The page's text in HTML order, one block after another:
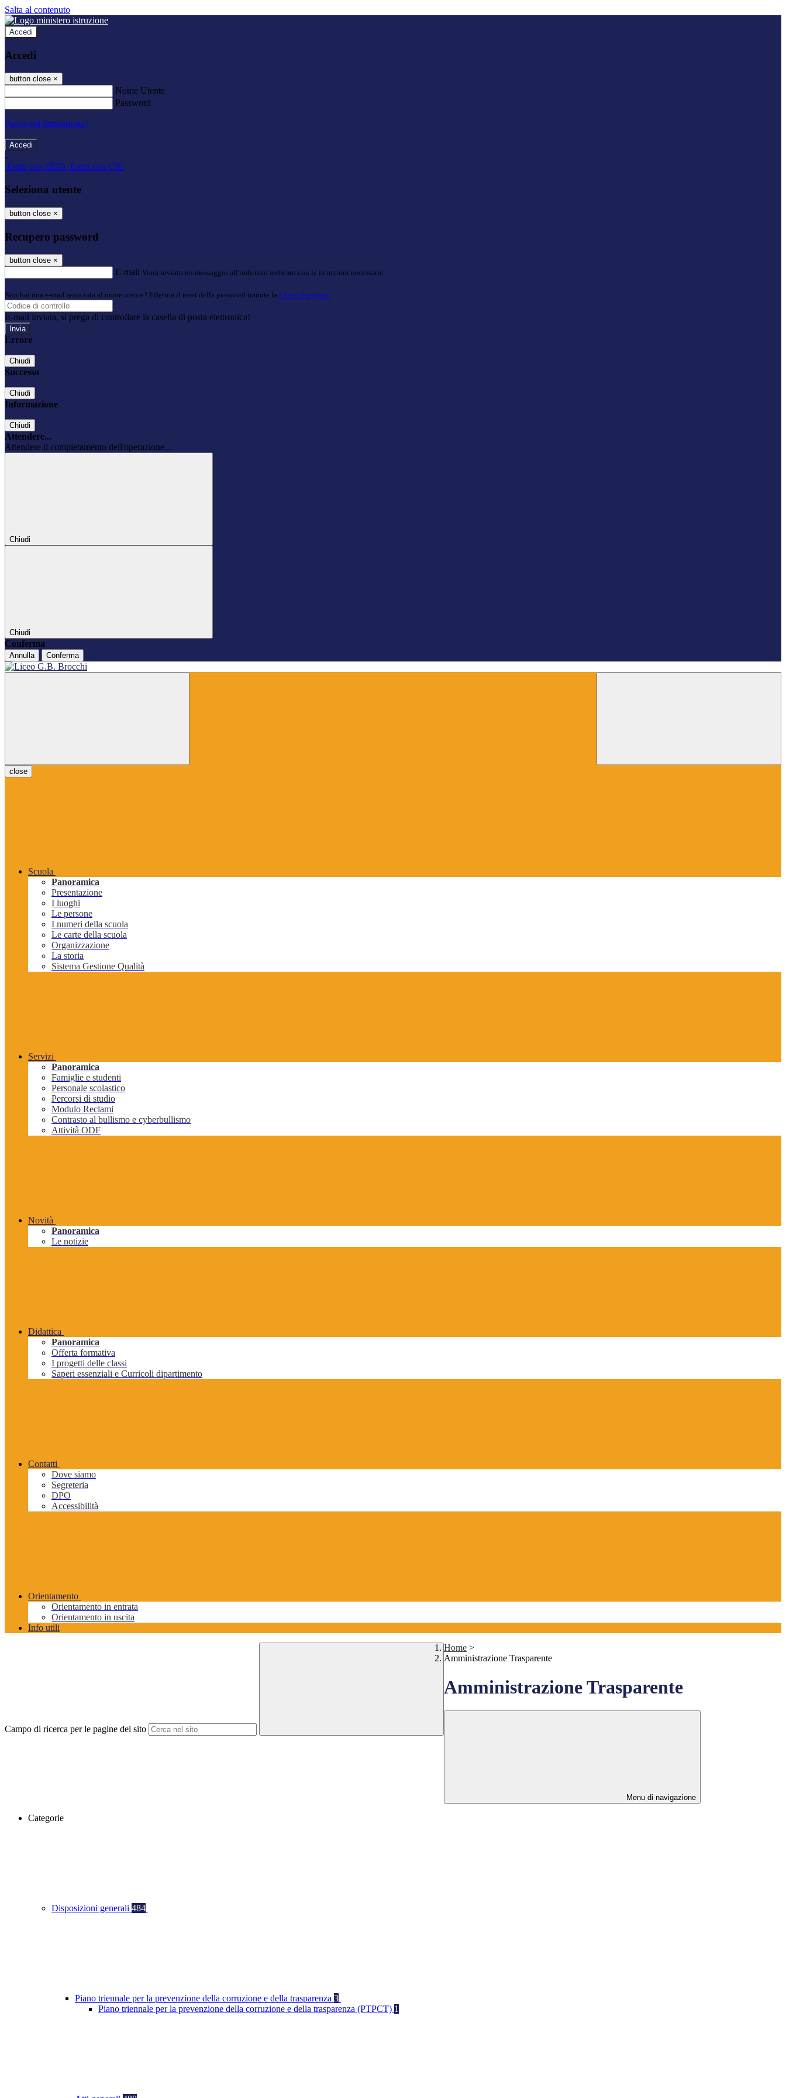
Salta al contenuto
Accedi
Accedi
button close ×
Nome Utente
Password
Password dimenticata?
-
Entra con SPID Entra con CIE
Seleziona utente
button close ×
Recupero password
button close ×
E-mail Verrà inviato un messaggio all'indirizzo indicato con le istruzioni necessarie.
Non hai una e-mail associata al nome utente? Effettua il reset della password tramite la Login Spaggiari
E-mail inviata, si prega di controllare la casella di posta elettronica!
Errore
Chiudi
Successo
Chiudi
Informazione
Chiudi
Attendere...
Attendere il completamento dell'operazione...
Chiudi
Chiudi
Conferma
Annulla Conferma
close
Scuola
Panoramica
Presentazione
I luoghi
Le persone
I numeri della scuola
Le carte della scuola
Organizzazione
La storia
Sistema Gestione Qualità
Servizi
Panoramica
Famiglie e studenti
Personale scolastico
Percorsi di studio
Modulo Reclami
Contrasto al bullismo e cyberbullismo
Attività ODF
Novità
Panoramica
Le notizie
Didattica
Panoramica
Offerta formativa
I progetti delle classi
Saperi essenziali e Curricoli dipartimento
Contatti
Dove siamo
Segreteria
DPO
Accessibilità
Orientamento
Orientamento in entrata
Orientamento in uscita
Info utili
Campo di ricerca per le pagine del sito
Home >
Amministrazione Trasparente
Amministrazione Trasparente
Menu di navigazione
Categorie
Disposizioni generali 484
Piano triennale per la prevenzione della corruzione e della trasparenza 3
Piano triennale per la prevenzione della corruzione e della trasparenza (PTPCT) 1